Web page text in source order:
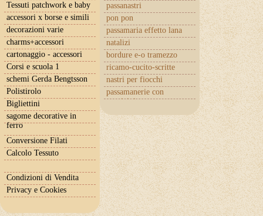
passanastri
pon pon
passamaria effetto lana
natalizi
bordure e-o tramezzo
ricamo-cucito-scritte
nastri per fiocchi
passamanerie con
cuoricini
Tessuti patchwork e baby
accessori x borse e simili
decorazioni varie
charms+accessori
cartonaggio - accessori
Corsi e scuola 1
schemi Gerda Bengtsson
Polistirolo
Bigliettini
sagome decorative in
ferro
Conversione Filati
Calcolo Tessuto
Condizioni di Vendita
Privacy e Cookies